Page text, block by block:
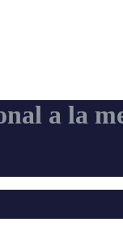
a la